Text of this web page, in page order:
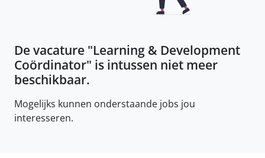
De vacature "Learning & Development
Coördinator" is intussen niet meer
beschikbaar.
Mogelijks kunnen onderstaande jobs jou
interesseren.